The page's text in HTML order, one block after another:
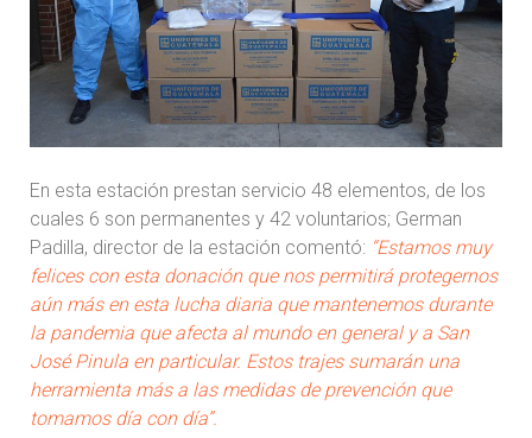
En esta estación prestan servicio 48 elementos, de los
cuales 6 son permanentes y 42 voluntarios; German
Padilla, director de la estación comentó: “Estamos muy
felices con esta donación que nos permitirá protegernos
aún más en esta lucha diaria que mantenemos durante
la pandemia que afecta al mundo en general y a San
José Pinula en particular. Estos trajes sumarán una
herramienta más a las medidas de prevención que
tomamos día con día”.